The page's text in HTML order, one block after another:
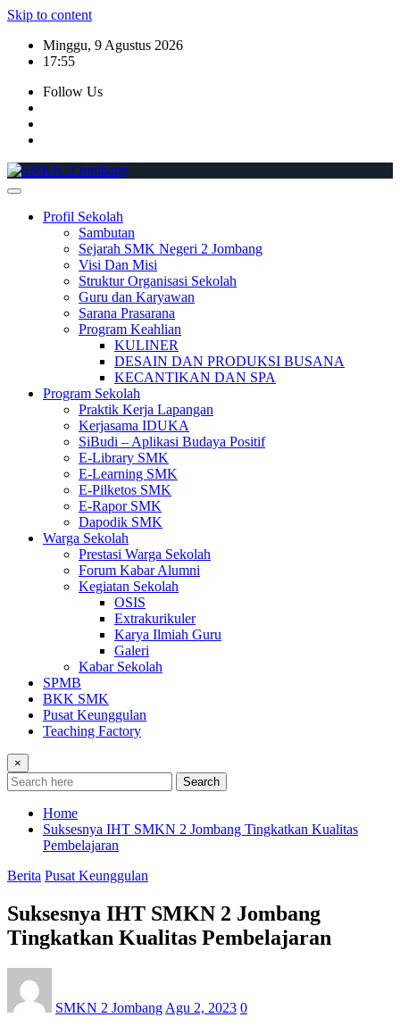
Skip to content
Minggu, 9 Agustus 2026
17:55
Follow Us
Profil Sekolah
Sambutan
Sejarah SMK Negeri 2 Jombang
Visi Dan Misi
Struktur Organisasi Sekolah
Guru dan Karyawan
Sarana Prasarana
Program Keahlian
KULINER
DESAIN DAN PRODUKSI BUSANA
KECANTIKAN DAN SPA
Program Sekolah
Praktik Kerja Lapangan
Kerjasama IDUKA
SiBudi – Aplikasi Budaya Positif
E-Library SMK
E-Learning SMK
E-Pilketos SMK
E-Rapor SMK
Dapodik SMK
Warga Sekolah
Prestasi Warga Sekolah
Forum Kabar Alumni
Kegiatan Sekolah
OSIS
Extrakurikuler
Karya Ilmiah Guru
Galeri
Kabar Sekolah
SPMB
BKK SMK
Pusat Keunggulan
Teaching Factory
×
Search
Home
Suksesnya IHT SMKN 2 Jombang Tingkatkan Kualitas
Pembelajaran
Berita Pusat Keunggulan
Suksesnya IHT SMKN 2 Jombang
Tingkatkan Kualitas Pembelajaran
SMKN 2 Jombang Agu 2, 2023 0